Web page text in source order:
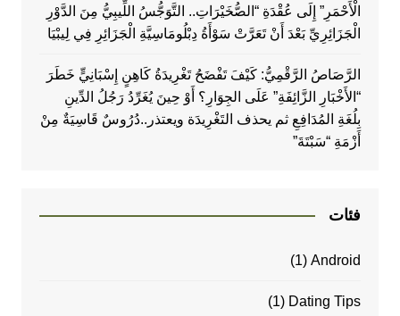
الْأَحْمَرِ” إِلَى عُقْدَةِ “الصُّخَيْرَاتِ.. التَّوَجُّسُ اللِّيبِيُّ مِنَ الدَّوْرِ
الْجَزَائِرِيِّ بَعْدَ أَنْ تَعَرَّتْ سَوْأَةُ دِبْلُومَاسِيَّةِ الْجَزَائِرِ فِي لِيبْيَا
الرَّصَاصُ الرَّقْمِيُّ: كَيْفَ تَفْضَحُ تَغْرِيدَةُ كَاهِنٍ إِسْبَانِيٍّ خَطَرَ
“الأَخْبَارِ الزَّائِفَةِ” عَلَى الجِوَارِ؟ أَوْ حِينَ يُغَرِّدُ رَجُلُ الدِّينِ
بِلُغَةِ المُدَافِعِ ثم يحذف التَغْرِيدَة ويعتذر..دُرُوسٌ قَاسِيَةٌ مِنْ
أَزْمَةِ “سَبْتَةَ”
فئات
Android
(1)
Dating Tips
(1)